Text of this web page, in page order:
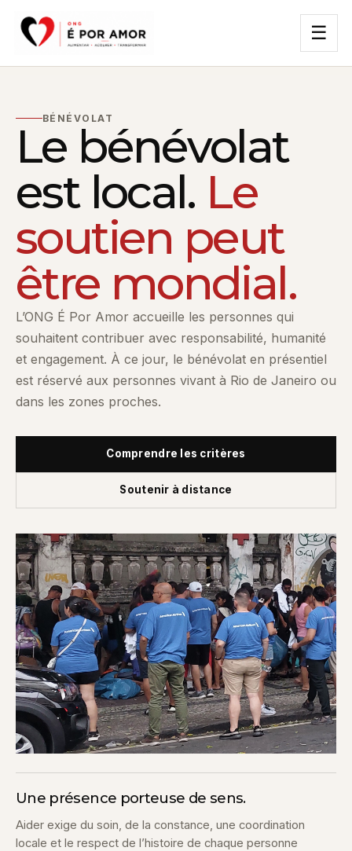
☰
BÉNÉVOLAT
Le bénévolat
est local. Le
soutien peut
être mondial.
L’ONG É Por Amor accueille les personnes qui
souhaitent contribuer avec responsabilité, humanité
et engagement. À ce jour, le bénévolat en présentiel
est réservé aux personnes vivant à Rio de Janeiro ou
dans les zones proches.
Comprendre les critères
Soutenir à distance
Une présence porteuse de sens.
Aider exige du soin, de la constance, une coordination
locale et le respect de l’histoire de chaque personne